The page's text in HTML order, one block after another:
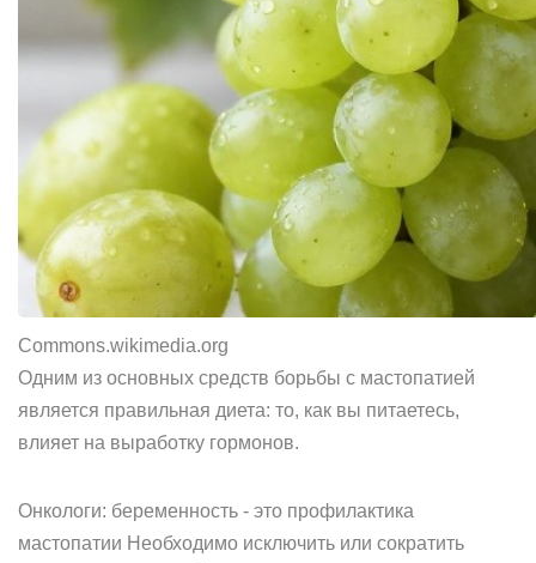
Commons.wikimedia.org
Одним из основных средств борьбы с мастопатией
является правильная диета: то, как вы питаетесь,
влияет на выработку гормонов.
Онкологи: беременность - это профилактика
мастопатии Необходимо исключить или сократить